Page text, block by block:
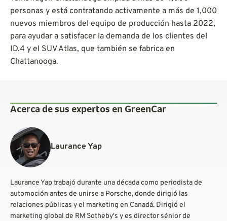
personas y está contratando activamente a más de 1,000
nuevos miembros del equipo de producción hasta 2022,
para ayudar a satisfacer la demanda de los clientes del
ID.4 y el SUV Atlas, que también se fabrica en
Chattanooga.
Acerca de sus expertos en GreenCar
Laurance Yap
Laurance Yap trabajó durante una década como periodista de
automoción antes de unirse a Porsche, donde dirigió las
relaciones públicas y el marketing en Canadá. Dirigió el
marketing global de RM Sotheby's y es director sénior de